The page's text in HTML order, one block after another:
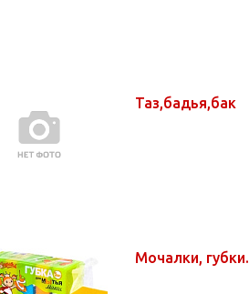
Таз,бадья,бак
Мочалки, губки.